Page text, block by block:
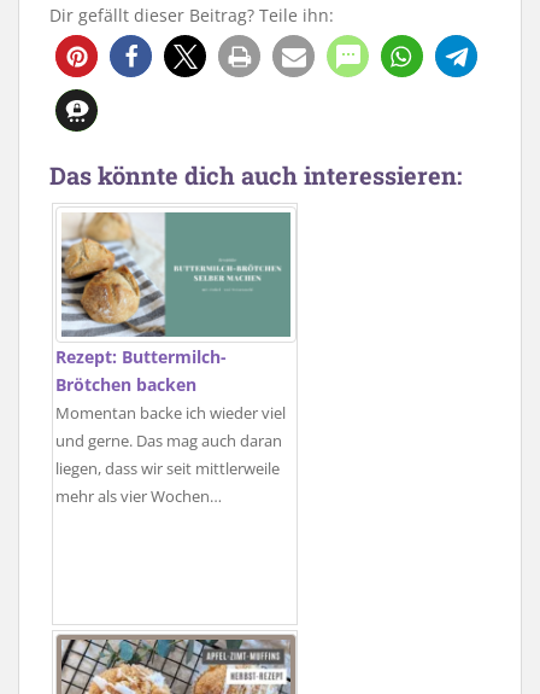
Dir gefällt dieser Beitrag? Teile ihn:
Das könnte dich auch interessieren:
Rezept: Buttermilch-
Brötchen backen
Momentan backe ich wieder viel
und gerne. Das mag auch daran
liegen, dass wir seit mittlerweile
mehr als vier Wochen…